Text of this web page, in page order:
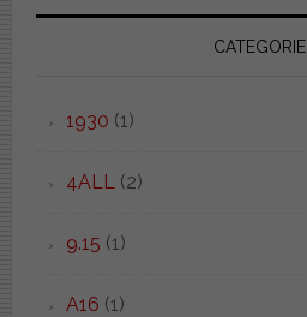
CATEGORIE
1930 (1)
4ALL (2)
9.15 (1)
A16 (1)